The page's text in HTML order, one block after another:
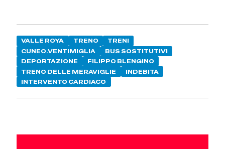
VALLE ROYA TRENO
TRENI
CUNEO.VENTIMIGLIA
BUS SOSTITUTIVI
DEPORTAZIONE
FILIPPO BLENGINO
TRENO DELLE MERAVIGLIE
INDEBITA
INTERVENTO CARDIACO